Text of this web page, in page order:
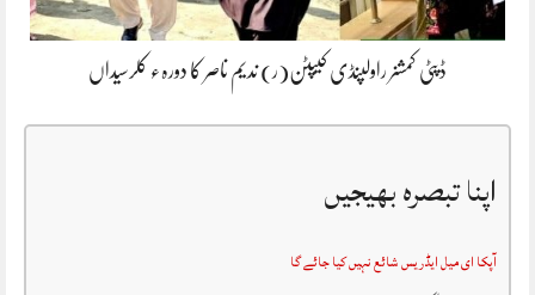
ڈپٹی کمشنر راولپنڈی کیپٹن(ر) ندیم ناصر کا دورہء کلرسیداں
اپنا تبصرہ بھیجیں
آپکا ای میل ایڈریس شائع نہیں کیا جائے گا